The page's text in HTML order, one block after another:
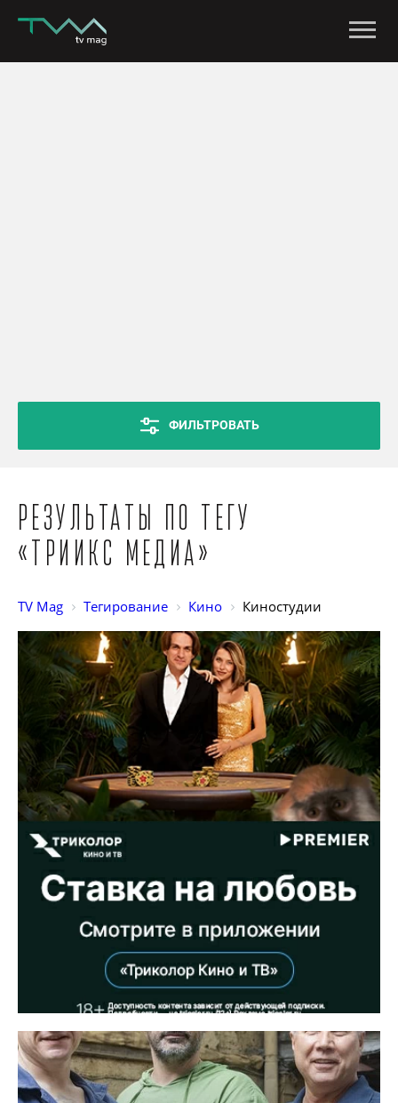
ФИЛЬТРОВАТЬ
Результаты по тегу
«Триикс Медиа»
TV Mag Тегирование Кино Киностудии